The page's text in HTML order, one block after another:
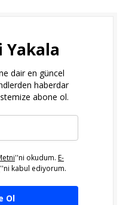
Yakala
dair en güncel
haberdar
abone ol.
''ni okudum. E-
''ni kabul ediyorum.
Ol